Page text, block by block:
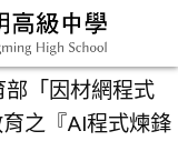
部「因材網程式
之『AI程式煉鋒